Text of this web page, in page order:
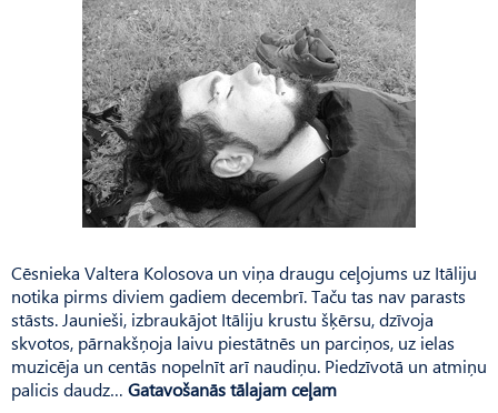
Cēsnieka Valtera Kolosova un viņa draugu ceļojums uz Itāliju
notika pirms diviem gadiem decembrī. Taču tas nav parasts
stāsts. Jaunieši, izbraukājot Itāliju krustu šķērsu, dzīvoja
skvotos, pārnakšņoja laivu piestātnēs un parciņos, uz ielas
muzicēja un centās nopelnīt arī naudiņu. Piedzīvotā un atmiņu
palicis daudz… Gatavošanās tālajam ceļam